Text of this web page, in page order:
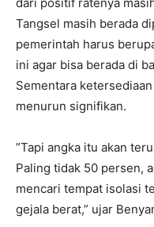
Tangsel masih berada
pemerintah harus
ini agar bisa berada di
Sementara
menurun signifikan.
”Tapi angka itu akan
Paling tidak 50 persen,
mencari tempat isolasi
gejala berat,” ujar